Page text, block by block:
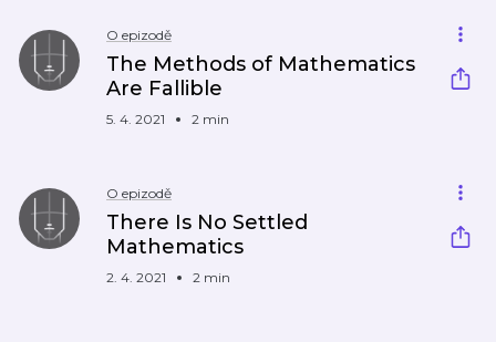
O epizodě
The Methods of Mathematics
Are Fallible
5. 4. 2021 2 min
O epizodě
There Is No Settled
Mathematics
2. 4. 2021 2 min